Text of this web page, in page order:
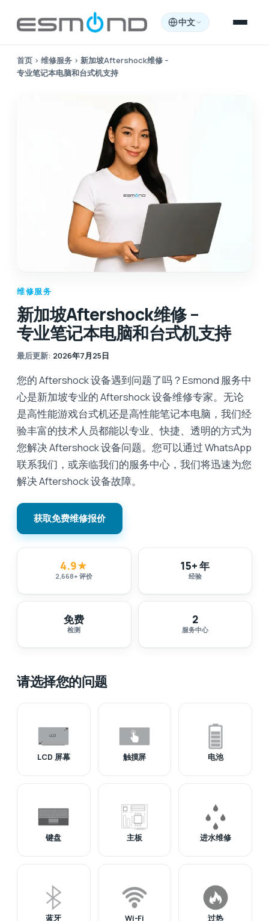
中文
首页 › 维修服务 › 新加坡Aftershock维修 –
专业笔记本电脑和台式机支持
维修服务
新加坡Aftershock维修 –
专业笔记本电脑和台式机支持
最后更新: 2026年7月25日
您的 Aftershock 设备遇到问题了吗？Esmond 服务中
心是新加坡专业的 Aftershock 设备维修专家。无论
是高性能游戏台式机还是高性能笔记本电脑，我们经
验丰富的技术人员都能以专业、快捷、透明的方式为
您解决 Aftershock 设备问题。您可以通过 WhatsApp
联系我们，或亲临我们的服务中心，我们将迅速为您
解决 Aftershock 设备故障。
获取免费维修报价
4.9★
2,668+评价
15+ 年
经验
免费
检测
2
服务中心
请选择您的问题
LCD 屏幕 触摸屏 电池
键盘 主板 进水维修
蓝牙 Wi-Fi 过热